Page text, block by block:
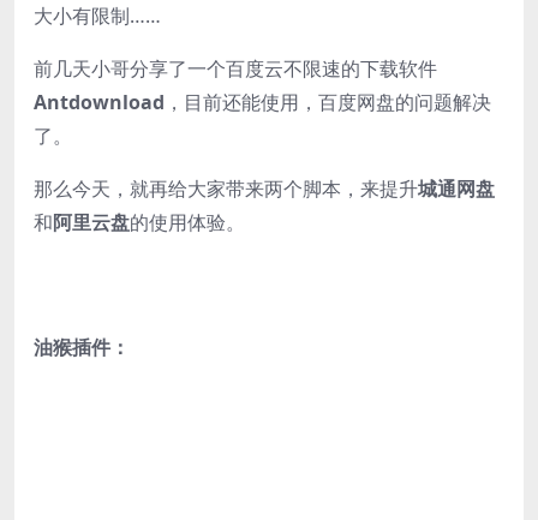
大小有限制……
前几天小哥分享了一个百度云不限速的下载软件
Antdownload ，目前还能使用，百度网盘的问题解决
了。
那么今天，就再给大家带来两个脚本，来提升城通网盘
和阿里云盘的使用体验。
油猴插件：